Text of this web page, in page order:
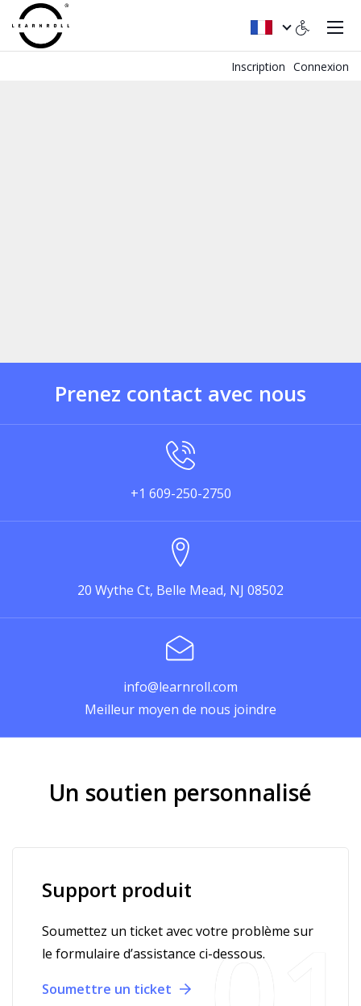
Inscription Connexion
Prenez contact avec nous
+1 609-250-2750
20 Wythe Ct, Belle Mead, NJ 08502
info@learnroll.com
Meilleur moyen de nous joindre
Un soutien personnalisé
Support produit
Soumettez un ticket avec votre problème sur
le formulaire d’assistance ci-dessous.
Soumettre un ticket